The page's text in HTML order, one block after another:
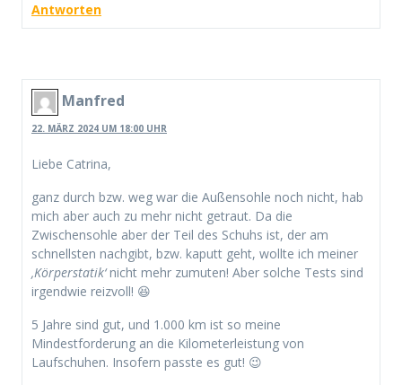
Antworten
Manfred
22. MÄRZ 2024 UM 18:00 UHR
Liebe Catrina,
ganz durch bzw. weg war die Außensohle noch nicht, hab
mich aber auch zu mehr nicht getraut. Da die
Zwischensohle aber der Teil des Schuhs ist, der am
schnellsten nachgibt, bzw. kaputt geht, wollte ich meiner
‚Körperstatik‘nicht mehr zumuten! Aber solche Tests sind
irgendwie reizvoll! 😆
5 Jahre sind gut, und 1.000 km ist so meine
Mindestforderung an die Kilometerleistung von
Laufschuhen. Insofern passte es gut! 😉